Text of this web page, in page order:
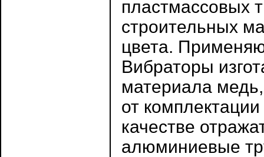
пластмассовых
строительных
цвета.
Вибраторы
материала
от
качестве
алюминиевые